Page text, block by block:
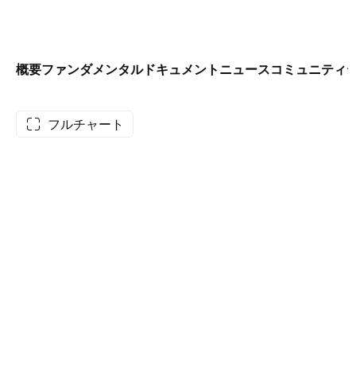
概要ファンダメンタルドキュメント ニュースコミュニティ
フルチャート